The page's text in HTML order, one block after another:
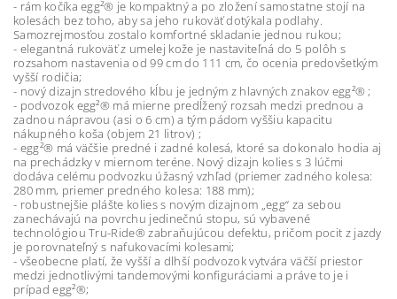
- rám kočíka egg²® je kompaktný a po zložení samostatne stojí na
kolesách bez toho, aby sa jeho rukoväť dotýkala podlahy.
Samozrejmosťou zostalo komfortné skladanie jednou rukou;
- elegantná rukoväť z umelej kože je nastaviteľná do 5 polôh s
rozsahom nastavenia od 99 cm do 111 cm, čo ocenia predovšetkým
vyšší rodičia;
- nový dizajn stredového kĺbu je jedným z hlavných znakov egg²® ;
- podvozok egg²® má mierne predĺžený rozsah medzi prednou a
zadnou nápravou (asi o 6 cm) a tým pádom vyššiu kapacitu
nákupného koša (objem 21 litrov) ;
- egg²® má väčšie predné i zadné kolesá, ktoré sa dokonalo hodia aj
na prechádzky v miernom teréne. Nový dizajn kolies s 3 lúčmi
dodáva celému podvozku úžasný vzhľad (priemer zadného kolesa:
280 mm, priemer predného kolesa: 188 mm);
- robustnejšie plášte kolies s novým dizajnom „egg“ za sebou
zanechávajú na povrchu jedinečnú stopu, sú vybavené
technológiou Tru-Ride® zabraňujúcou defektu, pričom pocit z jazdy
je porovnateľný s nafukovacími kolesami;
- všeobecne platí, že vyšší a dlhší podvozok vytvára väčší priestor
medzi jednotlivými tandemovými konfiguráciami a práve to je i
prípad egg²®;